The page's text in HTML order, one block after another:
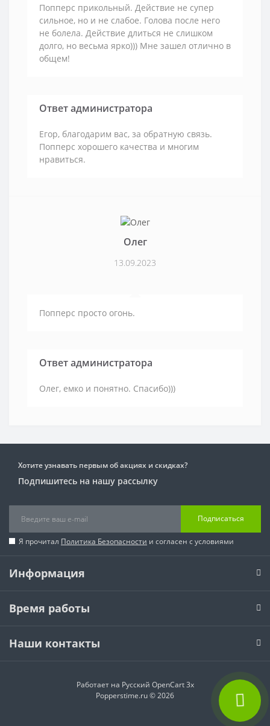
Попперс прикольный. Действие не супер
сильное, но и не слабое. Голова после него
не болела. Действие длиться не слишком
долго, но весьма ярко))) Мне зашел отлично в
общем!
Ответ администратора
Егор, благодарим вас, за обратную связь.
Попперс хорошего качества и многим
нравиться.
Олег
13.09.2023
Попперс просто огонь.
Ответ администратора
Олег, емко и понятно. Спасибо)))
Хотите узнавать первым об акциях и скидках?
Подпишитесь на нашу рассылку
Подписаться
Я прочитал Политика Безопасности и согласен с условиями
Информация
Время работы
Наши контакты
Работает на Русский OpenCart 3х
Popperstime.ru © 2026